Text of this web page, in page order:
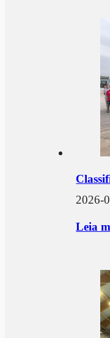
2026-
Leia